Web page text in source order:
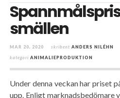
smällen
MAR 20, 2020 skribent ANDERS NILÉHN
kategori ANIMALIEPRODUKTION
Under denna veckan har priset
upp. Enligt marknadsbedömare